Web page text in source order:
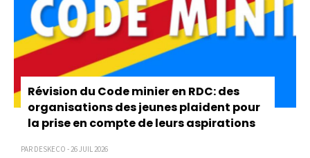
Révision du Code minier en RDC: des
organisations des jeunes plaident pour
la prise en compte de leurs aspirations
PAR DESKECO - 26 JUIL 2026